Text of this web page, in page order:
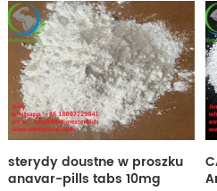
Mieszanka testosteronu 350,
Mieszanka testosteronu 400mg
cykl, Mieszanka testosteronu
500 Mieszanka testosteronu
400mg korzyści, Mieszanka
testosteronu 400mg cena
Mieszanka testosteronu 250mg
testosteronu zastosowania
sterydy doustne w proszku
anavar-pills tabs 10mg